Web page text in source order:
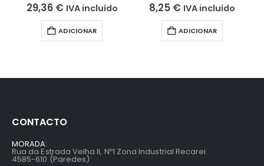
29,36 € IVA incluído
ADICIONAR
8,25 € IVA incluído
ADICIONAR
CONTACTO
MORADA:
Rua da Estrada Velha II, Nº1 Zona Industrial Recarei
4585-610 (Paredes)